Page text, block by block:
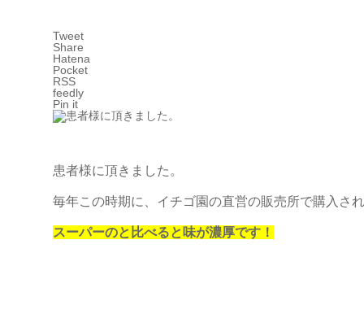
Tweet
Share
Hatena
Pocket
RSS
feedly
Pin it
患者様に頂きました。
毎年この時期に、イチゴ園の直営の販売所で購入さ
スーパーのと比べると味が濃厚です！